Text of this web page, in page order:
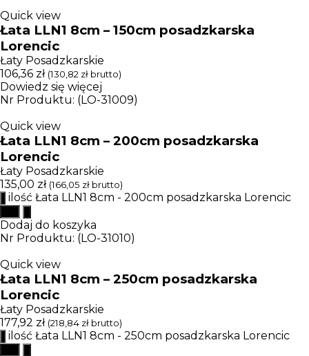
Quick view
Łata LLN1 8cm – 150cm posadzkarska
Lorencic
Łaty Posadzkarskie
106,36 zł (130,82 zł brutto)
Dowiedz się więcej
Nr Produktu: (LO-31009)
Quick view
Łata LLN1 8cm – 200cm posadzkarska
Lorencic
Łaty Posadzkarskie
135,00 zł (166,05 zł brutto)
ilość Łata LLN1 8cm - 200cm posadzkarska Lorencic
Dodaj do koszyka
Nr Produktu: (LO-31010)
Quick view
Łata LLN1 8cm – 250cm posadzkarska
Lorencic
Łaty Posadzkarskie
177,92 zł (218,84 zł brutto)
ilość Łata LLN1 8cm - 250cm posadzkarska Lorencic